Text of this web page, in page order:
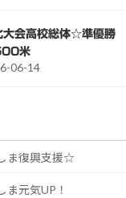
大会高校総体☆準優勝
米
06-14
ま復興支援☆
元気UP！